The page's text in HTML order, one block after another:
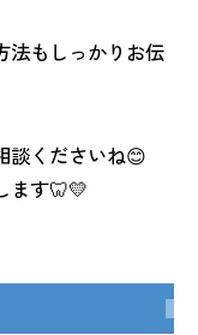
法もしっかりお伝
談くださいね😊
ます🦷💛